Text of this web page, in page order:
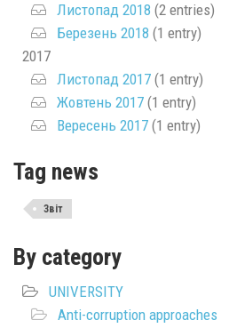
Листопад 2018 (2 entries)
Березень 2018 (1 entry)
2017
Листопад 2017 (1 entry)
Жовтень 2017 (1 entry)
Вересень 2017 (1 entry)
Tag news
Звіт
By category
UNIVERSITY
Anti-corruption approaches